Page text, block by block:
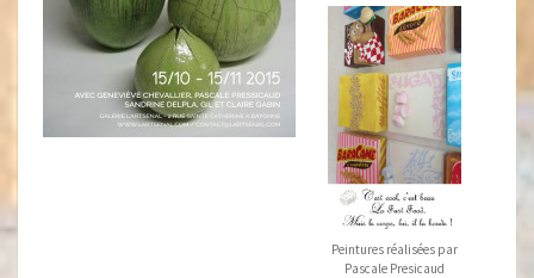
Peintures réalisées par
Pascale Presicaud